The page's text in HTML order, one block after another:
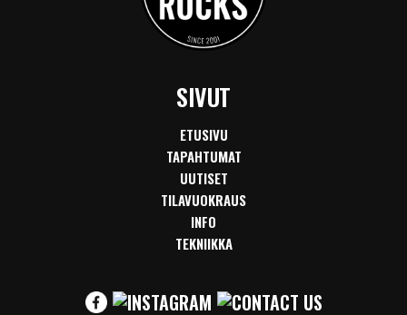
SIVUT
ETUSIVU
TAPAHTUMAT
UUTISET
TILAVUOKRAUS
INFO
TEKNIIKKA